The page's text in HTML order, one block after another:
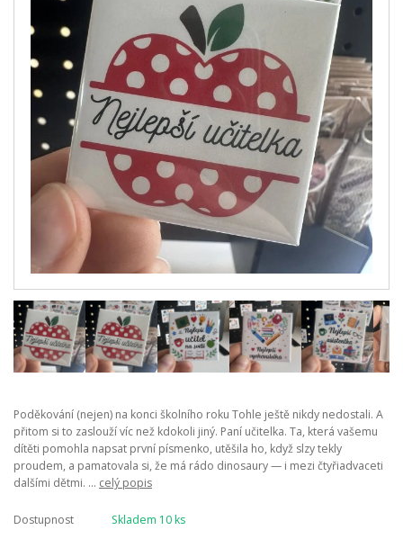
Poděkování (nejen) na konci školního roku Tohle ještě nikdy nedostali. A
přitom si to zaslouží víc než kdokoli jiný. Paní učitelka. Ta, která vašemu
dítěti pomohla napsat první písmenko, utěšila ho, když slzy tekly
proudem, a pamatovala si, že má rádo dinosaury — i mezi čtyřiadvaceti
dalšími dětmi. ... celý popis
Dostupnost
Skladem 10 ks